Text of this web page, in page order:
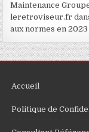
Maintenance
leretroviseur.fr
aux normes en 2023
Accueil
Politique de